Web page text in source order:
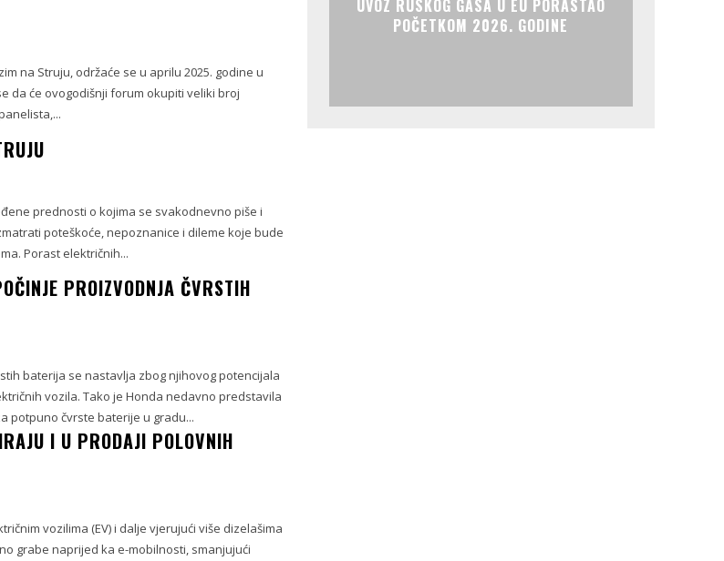
na Struju, održaće se u aprilu 2025. godine u
da će ovogodišnji forum okupiti veliki broj
prednosti o kojima se svakodnevno piše i
poteškoće, nepoznanice i dileme koje bude
Porast električnih...
PROIZVODNJA ČVRSTIH
baterija se nastavlja zbog njihovog potencijala
vozila. Tako je Honda nedavno predstavila
potpuno čvrste baterije u gradu...
I U PRODAJI POLOVNIH
vozilima (EV) i dalje vjerujući više dizelašima
grabe naprijed ka e-mobilnosti, smanjujući
UVOZ RUSKOG GASA U EU PORASTAO
POČETKOM 2026. GODINE